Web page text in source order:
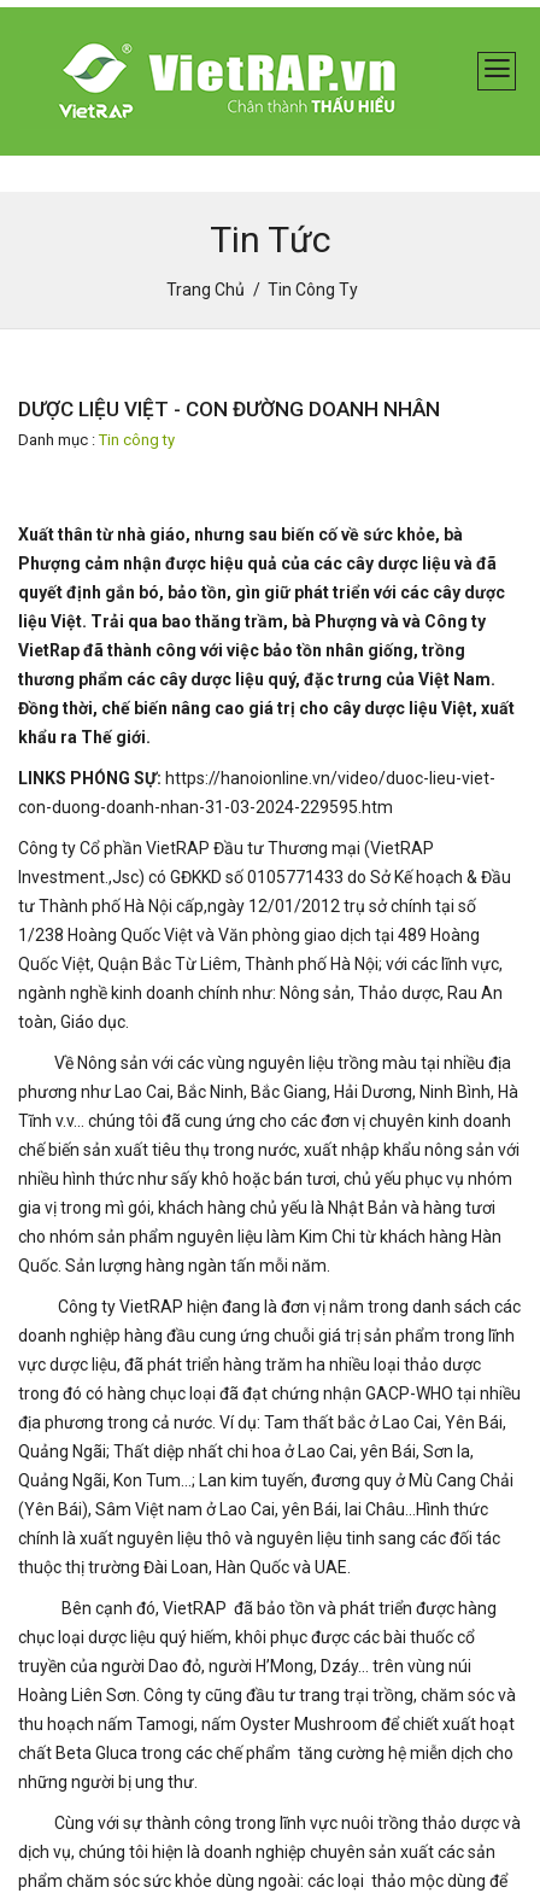
Tin Tức
Trang Chủ Tin Công Ty
DƯỢC LIỆU VIỆT - CON ĐƯỜNG DOANH NHÂN
Danh mục :Tin công ty
Xuất thân từ nhà giáo, nhưng sau biến cố về sức khỏe, bà
Phượng cảm nhận được hiệu quả của các cây dược liệu và đã
quyết định gắn bó, bảo tồn, gìn giữ phát triển với các cây dược
liệu Việt. Trải qua bao thăng trầm, bà Phượng và và Công ty
VietRap đã thành công với việc bảo tồn nhân giống, trồng
thương phẩm các cây dược liệu quý, đặc trưng của Việt Nam.
Đồng thời, chế biến nâng cao giá trị cho cây dược liệu Việt, xuất
khẩu ra Thế giới.
LINKS PHÓNG SỰ: https://hanoionline.vn/video/duoc-lieu-viet-
con-duong-doanh-nhan-31-03-2024-229595.htm
Công ty Cổ phần VietRAP Đầu tư Thương mại (VietRAP
Investment.,Jsc) có GĐKKD số 0105771433 do Sở Kế hoạch & Đầu
tư Thành phố Hà Nội cấp,ngày 12/01/2012 trụ sở chính tại số
1/238 Hoàng Quốc Việt và Văn phòng giao dịch tại 489 Hoàng
Quốc Việt, Quận Bắc Từ Liêm, Thành phố Hà Nội; với các lĩnh vực,
ngành nghề kinh doanh chính như: Nông sản, Thảo dược, Rau An
toàn, Giáo dục.
Về Nông sản với các vùng nguyên liệu trồng màu tại nhiều địa
phương như Lao Cai, Bắc Ninh, Bắc Giang, Hải Dương, Ninh Bình, Hà
Tĩnh v.v... chúng tôi đã cung ứng cho các đơn vị chuyên kinh doanh
chế biến sản xuất tiêu thụ trong nước, xuất nhập khẩu nông sản với
nhiều hình thức như sấy khô hoặc bán tươi, chủ yếu phục vụ nhóm
gia vị trong mì gói, khách hàng chủ yếu là Nhật Bản và hàng tươi
cho nhóm sản phẩm nguyên liệu làm Kim Chi từ khách hàng Hàn
Quốc. Sản lượng hàng ngàn tấn mỗi năm.
Công ty VietRAP hiện đang là đơn vị nằm trong danh sách các
doanh nghiệp hàng đầu cung ứng chuỗi giá trị sản phẩm trong lĩnh
vực dược liệu, đã phát triển hàng trăm ha nhiều loại thảo dược
trong đó có hàng chục loại đã đạt chứng nhận GACP-WHO tại nhiều
địa phương trong cả nước. Ví dụ: Tam thất bắc ở Lao Cai, Yên Bái,
Quảng Ngãi; Thất diệp nhất chi hoa ở Lao Cai, yên Bái, Sơn la,
Quảng Ngãi, Kon Tum…; Lan kim tuyến, đương quy ở Mù Cang Chải
(Yên Bái), Sâm Việt nam ở Lao Cai, yên Bái, lai Châu…Hình thức
chính là xuất nguyên liệu thô và nguyên liệu tinh sang các đối tác
thuộc thị trường Đài Loan, Hàn Quốc và UAE.
Bên cạnh đó, VietRAP đã bảo tồn và phát triển được hàng
chục loại dược liệu quý hiếm, khôi phục được các bài thuốc cổ
truyền của người Dao đỏ, người H’Mong, Dzáy… trên vùng núi
Hoàng Liên Sơn. Công ty cũng đầu tư trang trại trồng, chăm sóc và
thu hoạch nấm Tamogi, nấm Oyster Mushroom để chiết xuất hoạt
chất Beta Gluca trong các chế phẩm tăng cường hệ miễn dịch cho
những người bị ung thư.
Cùng với sự thành công trong lĩnh vực nuôi trồng thảo dược và
dịch vụ, chúng tôi hiện là doanh nghiệp chuyên sản xuất các sản
phẩm chăm sóc sức khỏe dùng ngoài: các loại thảo mộc dùng để